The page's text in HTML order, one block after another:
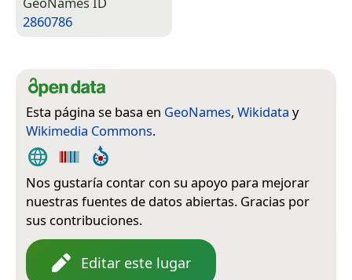
2860786
Esta página se basa en GeoNames, Wikidata y
Wikimedia Commons.
Nos gustaría contar con su apoyo para mejorar
nuestras fuentes de datos abiertas. Gracias por
sus contribuciones.
Editar este lugar